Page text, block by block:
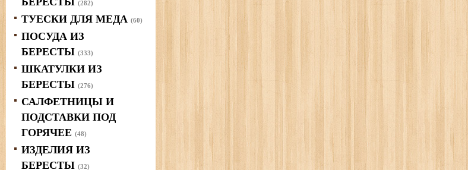
(282)
ТУЕСКИ ДЛЯ МЕДА (60)
ПОСУДА ИЗ
БЕРЕСТЫ (333)
ШКАТУЛКИ ИЗ
БЕРЕСТЫ (276)
САЛФЕТНИЦЫ И
ПОДСТАВКИ ПОД
ГОРЯЧЕЕ (48)
ИЗДЕЛИЯ ИЗ
БЕРЕСТЫ (32)